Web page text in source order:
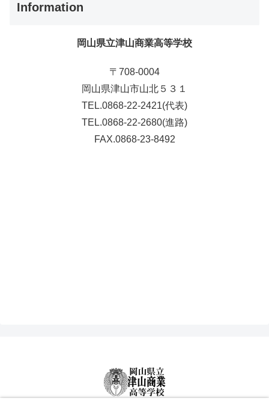
Information
岡山県立津山商業高等学校
〒708-0004
岡山県津山市山北５３１
TEL.0868-22-2421(代表)
TEL.0868-22-2680(進路)
FAX.0868-23-8492